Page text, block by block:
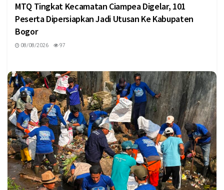
MTQ Tingkat Kecamatan Ciampea Digelar, 101
Peserta Dipersiapkan Jadi Utusan Ke Kabupaten
Bogor
08/08/2026 97